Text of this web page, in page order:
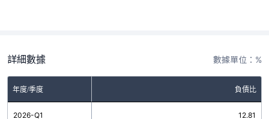
詳細數據 數據單位：%
年度/季度 負債比
2026-Q1 12.81